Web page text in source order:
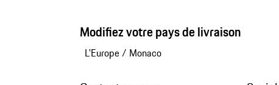
Modifiez votre pays de livraison
L'Europe/ Monaco